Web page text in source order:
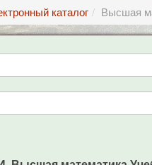
каталог Высшая